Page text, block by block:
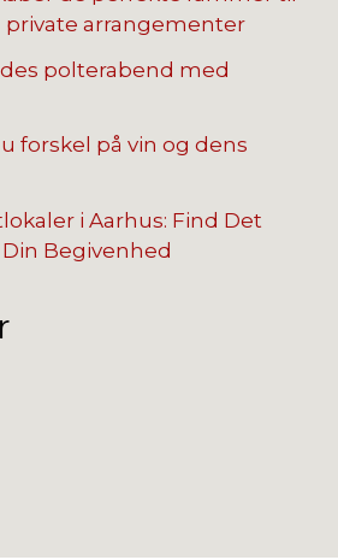
arrangementer
polterabend med
forskel på vin og dens
i Aarhus: Find Det
Begivenhed